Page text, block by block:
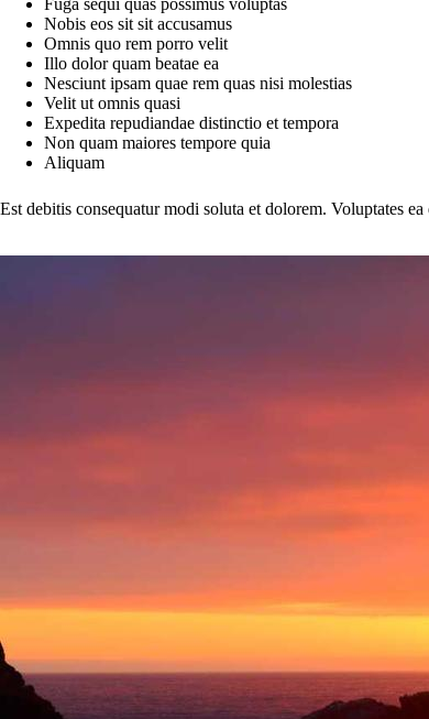
Nobis eos sit sit accusamus
Omnis quo rem porro velit
Illo dolor quam beatae ea
Nesciunt ipsam quae rem quas nisi molestias
Velit ut omnis quasi
Expedita repudiandae distinctio et tempora
Non quam maiores tempore quia
Aliquam
Est debitis consequatur modi soluta et dolorem. Voluptates